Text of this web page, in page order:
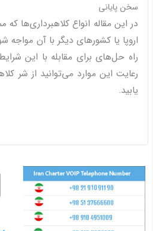
سخن پایانی
در این مقاله انواع کلاهبرداری‌ها
اروپا یا کشورهای دیگر با آن مواجه
راه‌ حل‌های برای مقابله با این
رعایت این موارد می‌توانید از شر
یابید.